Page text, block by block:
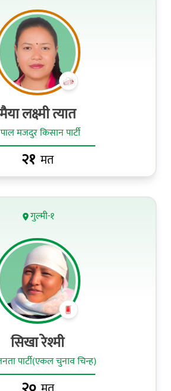
मैया लक्ष्मी त्यात
मजदुर किसान पार्टी
२१ मत
गुल्मी-१
सिखा रेश्मी
पार्टी(एकल चुनाव चिन्ह)